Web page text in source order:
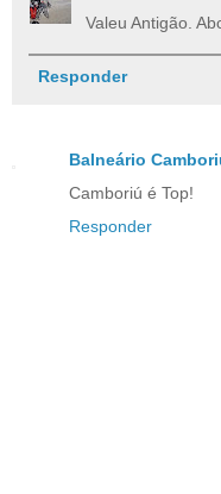
Valeu Antigão.
Responder
Balneário
Camboriú é Top!
Responder